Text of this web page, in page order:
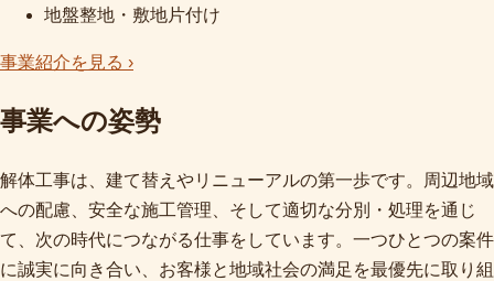
地盤整地・敷地片付け
事業紹介を見る ›
事業への姿勢
解体工事は、建て替えやリニューアルの第一歩です。周辺地域
への配慮、安全な施工管理、そして適切な分別・処理を通じ
て、次の時代につながる仕事をしています。一つひとつの案件
に誠実に向き合い、お客様と地域社会の満足を最優先に取り組